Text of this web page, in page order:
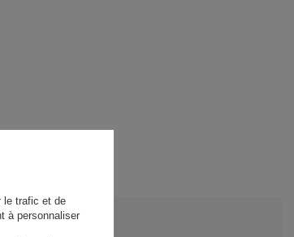
le trafic et de
à personnaliser